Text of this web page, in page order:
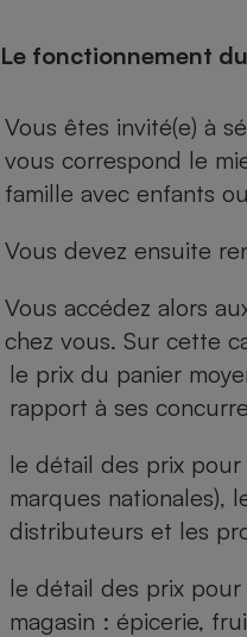
Le fonctionnement
Vous êtes invité(e) à
vous correspond le
famille avec enfants
Vous devez ensuite
Vous accédez alors
chez vous. Sur cette
le prix du panier
rapport à ses
le détail des prix
marques nationales),
distributeurs et les
le détail des prix
magasin : épicerie,